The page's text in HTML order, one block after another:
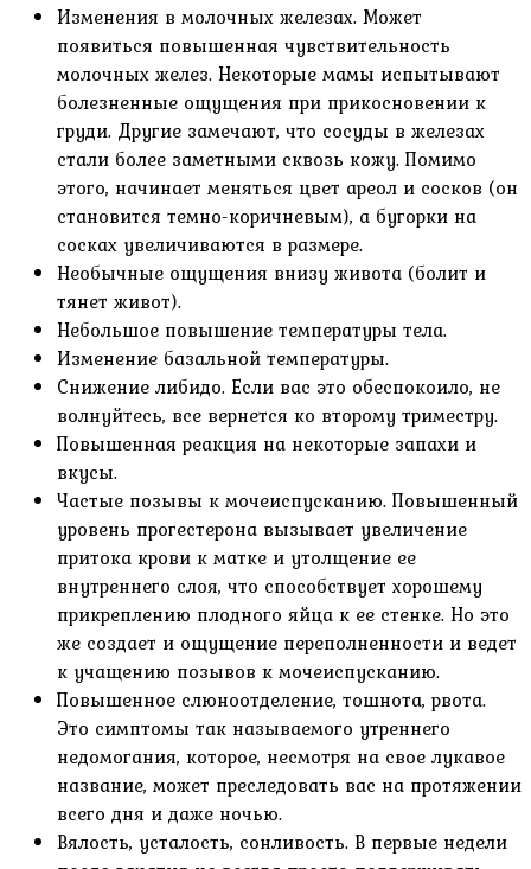
Изменения в молочных железах. Может
появиться повышенная чувствительность
молочных желез. Некоторые мамы испытывают
болезненные ощущения при прикосновении к
груди. Другие замечают, что сосуды в железах
стали более заметными сквозь кожу. Помимо
этого, начинает меняться цвет ареол и сосков (он
становится темно-коричневым), а бугорки на
сосках увеличиваются в размере.
Необычные ощущения внизу живота (болит и
тянет живот).
Небольшое повышение температуры тела.
Изменение базальной температуры.
Снижение либидо. Если вас это обеспокоило, не
волнуйтесь, все вернется ко второму триместру.
Повышенная реакция на некоторые запахи и
вкусы.
Частые позывы к мочеиспусканию. Повышенный
уровень прогестерона вызывает увеличение
притока крови к матке и утолщение ее
внутреннего слоя, что способствует хорошему
прикреплению плодного яйца к ее стенке. Но это
же создает и ощущение переполненности и ведет
к учащению позывов к мочеиспусканию.
Повышенное слюноотделение, тошнота, рвота.
Это симптомы так называемого утреннего
недомогания, которое, несмотря на свое лукавое
название, может преследовать вас на протяжении
всего дня и даже ночью.
Вялость, усталость, сонливость. В первые недели